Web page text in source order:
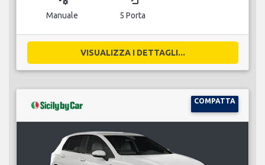
Manuale 5 Porta
VISUALIZZA I DETTAGLI...
COMPATTA